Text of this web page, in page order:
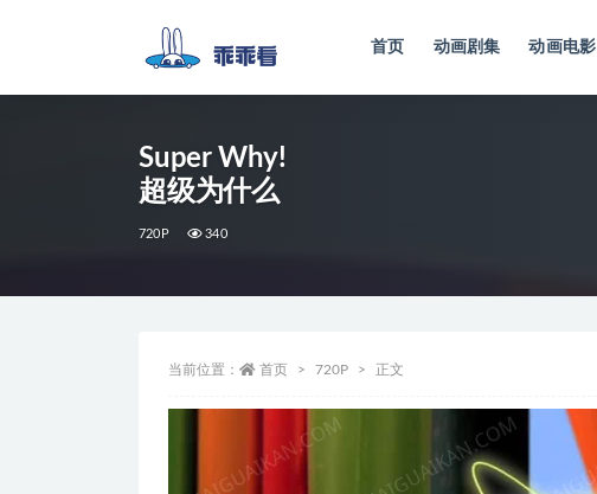
首页 动画剧集 动画电影
Super Why!
超级为什么
720P 340
当前位置： 首页 720P 正文